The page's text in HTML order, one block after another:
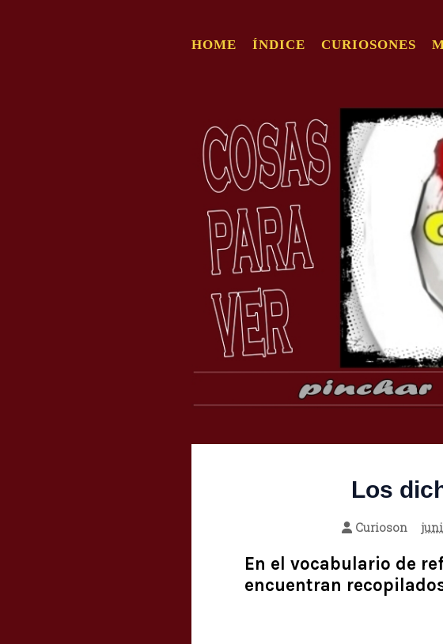
HOME ÍNDICE CURIOSONES
Los
Curioson
En el vocabulario de
encuentran